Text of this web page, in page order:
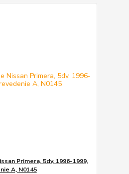
Primera, 5dv, 1996-1999,
A, N0145